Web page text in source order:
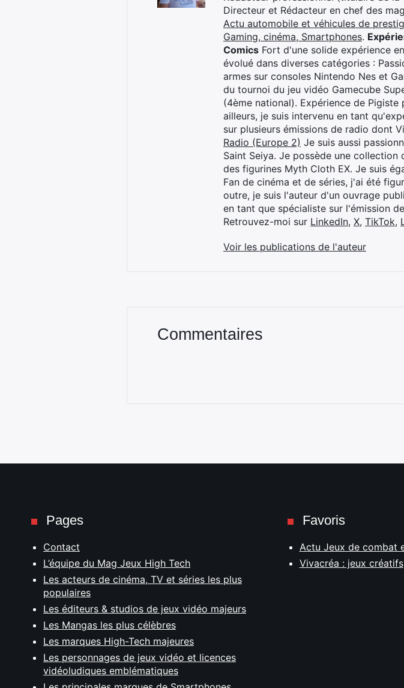
Directeur et Rédacteur en chef des
Actu automobile et véhicules de
Gaming, cinéma, Smartphones.
Comics Fort d'une solide expérience
évolué dans diverses catégories :
armes sur consoles Nintendo Nes et
du tournoi du jeu vidéo Gamecube
(4ème national). Expérience de Pigiste
ailleurs, je suis intervenu en tant
sur plusieurs émissions de radio dont
Radio (Europe 2) Je suis aussi
Saint Seiya. Je possède une collection
des figurines Myth Cloth EX. Je suis
Fan de cinéma et de séries, j'ai été
outre, je suis l'auteur d'un ouvrage
en tant que spécialiste sur l'émission
Retrouvez-moi sur LinkedIn, X, TikTok,
Voir les publications de l'auteur
Commentaires
Pages
Contact
L’équipe du Mag Jeux High Tech
Les acteurs de cinéma, TV et séries les plus
populaires
Les éditeurs & studios de jeux vidéo majeurs
Les Mangas les plus célèbres
Les marques High-Tech majeures
Les personnages de jeux vidéo et licences
vidéoludiques emblématiques
Favoris
Actu Jeux de combat
Vivacréa : jeux créatifs